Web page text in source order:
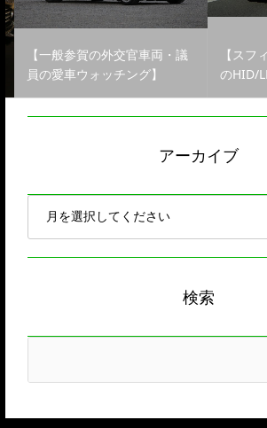
【一般参賀の外交官車両・議
員の愛車ウォッチング】
【スフ
のHID/
アーカイブ
検索